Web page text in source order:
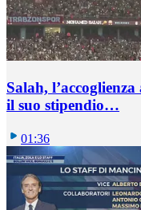
Salah,
il suo stipendio…
01:36